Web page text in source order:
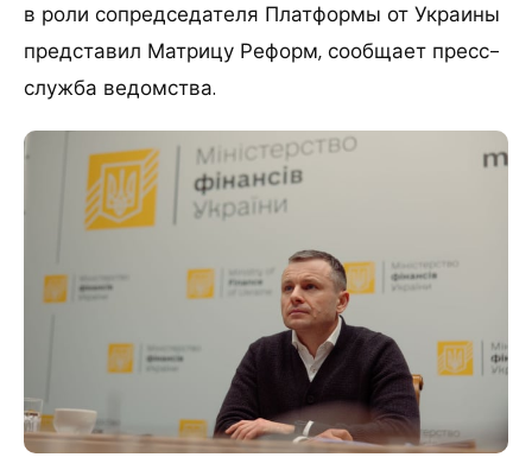
в роли сопредседателя Платформы от Украины
представил Матрицу Реформ, сообщает пресс-
служба ведомства.